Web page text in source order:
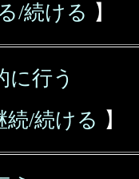
/続ける 】
に行う
続/続ける 】